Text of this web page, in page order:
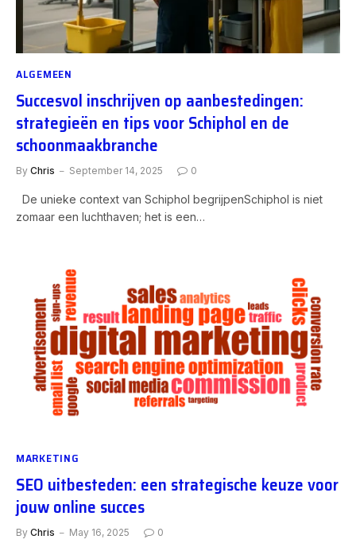
ALGEMEEN
Succesvol inschrijven op aanbestedingen:
strategieën en tips voor Schiphol en de
schoonmaakbranche
By Chris September 14, 2025 0
De unieke context van Schiphol begrijpenSchiphol is niet
zomaar een luchthaven; het is een…
MARKETING
SEO uitbesteden: een strategische keuze voor
jouw online succes
By Chris May 16, 2025 0